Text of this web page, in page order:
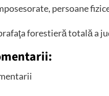
persoane
forestieră totală a